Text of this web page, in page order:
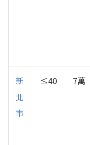
新
北
市
≤40 7萬